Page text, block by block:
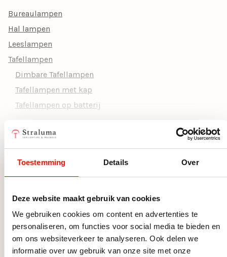
Toestemming Details Over
Deze website maakt gebruik van cookies
We gebruiken cookies om content en advertenties te
personaliseren, om functies voor social media te bieden en
om ons websiteverkeer te analyseren. Ook delen we
informatie over uw gebruik van onze site met onze
Verstelbaar
Doorsnede Ø (cm)
Incl. lichtbron
Aantal lichtbronnen
Fitting
Inclusief dimmer Ja, met dimmer
Hoogte (cm) 44
Lengte (cm) 13
Lumen 540
Bureaulampen
Hal lampen
Leeslampen
Tafellampen
Dimbare Tafellampen
Tafellampen met kap
Tafellampen op batterij
Meer uit deze serie